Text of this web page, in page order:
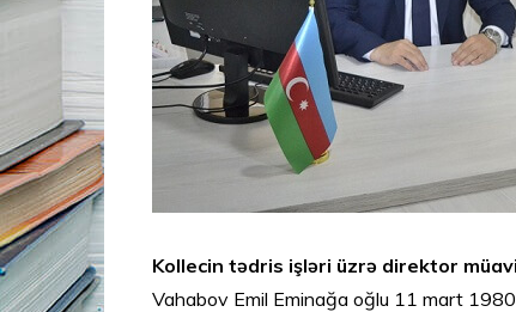
Kollecin tədris işləri üzrə direktor
Vahabov Emil Eminağa oğlu 11 mart